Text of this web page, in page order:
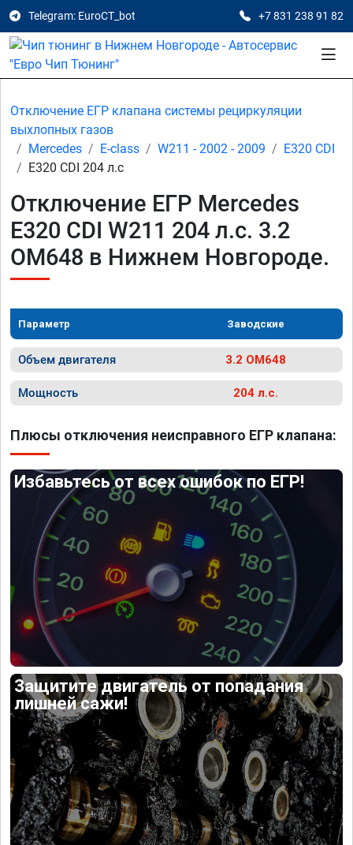
Telegram: EuroCT_bot +7 831 238 91 82
Отключение ЕГР клапана системы рециркуляции
выхлопных газов
Mercedes
E-class W211 - 2002 - 2009
E320 CDI
E320 CDI 204 л.с
Отключение ЕГР Mercedes
E320 CDI W211 204 л.с. 3.2
OM648 в Нижнем Новгороде.
Параметр Заводские
Объем двигателя 3.2 OM648
Мощность 204 л.с.
Плюсы отключения неисправного ЕГР клапана:
Избавьтесь от всех ошибок по ЕГР!
Защитите двигатель от попадания
лишней сажи!